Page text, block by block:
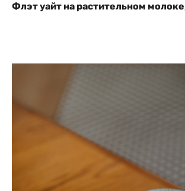
Флэт уайт на растительном